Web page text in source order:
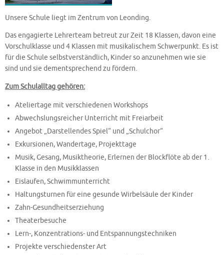
Unsere Schule liegt im Zentrum von Leonding.
Das engagierte Lehrerteam betreut zur Zeit 18 Klassen, davon eine
Vorschulklasse und 4 Klassen mit musikalischem Schwerpunkt. Es ist
für die Schule selbstverständlich, Kinder so anzunehmen wie sie
sind und sie dementsprechend zu fördern.
Zum Schulalltag gehören:
Ateliertage mit verschiedenen Workshops
Abwechslungsreicher Unterricht mit Freiarbeit
Angebot „Darstellendes Spiel“ und „Schulchor“
Exkursionen, Wandertage, Projekttage
Musik, Gesang, Musiktheorie, Erlernen der Blockflöte ab der 1.
Klasse in den Musikklassen
Eislaufen, Schwimmunterricht
Haltungsturnen für eine gesunde Wirbelsäule der Kinder
Zahn-Gesundheitserziehung
Theaterbesuche
Lern-, Konzentrations- und Entspannungstechniken
Projekte verschiedenster Art